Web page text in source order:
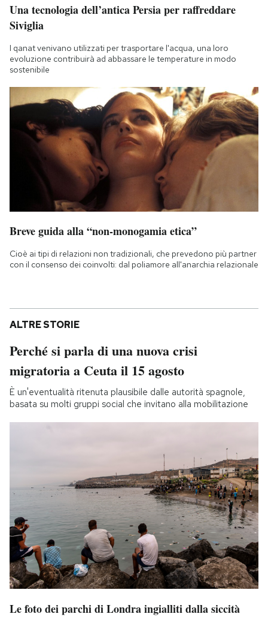
Una tecnologia dell’antica Persia per raffreddare
Siviglia
I qanat venivano utilizzati per trasportare l'acqua, una loro
evoluzione contribuirà ad abbassare le temperature in modo
sostenibile
Breve guida alla “non-monogamia etica”
Cioè ai tipi di relazioni non tradizionali, che prevedono più partner
con il consenso dei coinvolti: dal poliamore all'anarchia relazionale
ALTRE STORIE
Perché si parla di una nuova crisi
migratoria a Ceuta il 15 agosto
È un'eventualità ritenuta plausibile dalle autorità spagnole,
basata su molti gruppi social che invitano alla mobilitazione
Le foto dei parchi di Londra ingialliti dalla siccità